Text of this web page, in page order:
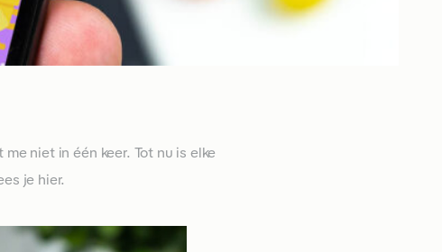
niet in één keer. Tot nu is elke
je hier.